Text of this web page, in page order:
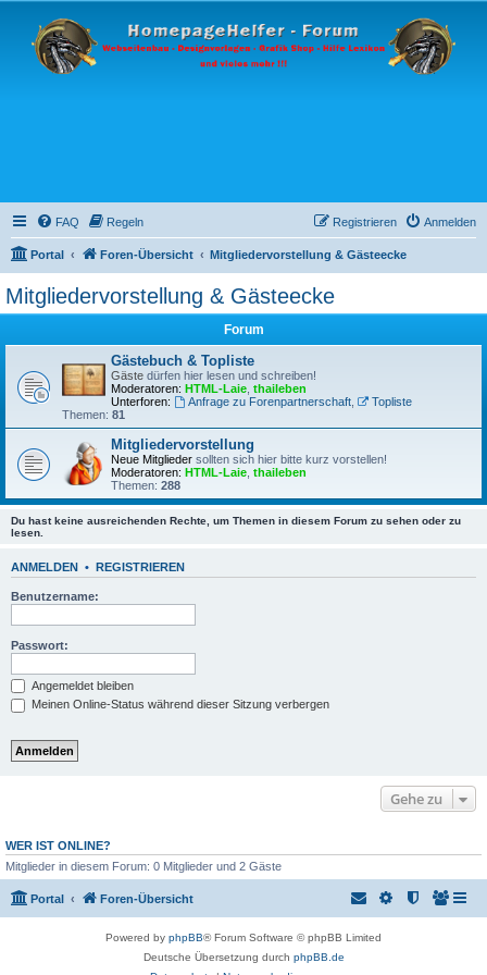
FAQ Regeln Anmelden
Registrieren
Portal Foren-Übersicht Mitgliedervorstellung & Gästeecke
Mitgliedervorstellung & Gästeecke
Forum
Gästebuch & Topliste
Gäste dürfen hier lesen und schreiben!
Moderatoren: HTML-Laie thaileben
Unterforen:
Anfrage zu Forenpartnerschaft,
Topliste
Themen: 81
Mitgliedervorstellung
Neue Mitglieder sollten sich hier bitte kurz vorstellen!
Moderatoren: HTML-Laie thaileben
Themen: 288
Du hast keine ausreichenden Rechte, um Themen in diesem Forum zu sehen oder zu
lesen.
ANMELDEN • REGISTRIEREN
Benutzername:
Passwort:
Angemeldet bleiben
Meinen Online-Status während dieser Sitzung verbergen
Gehe zu
WER IST ONLINE?
Mitglieder in diesem Forum: 0 Mitglieder und 2 Gäste
Portal Foren-Übersicht
Powered by phpBB® Forum Software © phpBB Limited
Deutsche Übersetzung durch phpBB.de